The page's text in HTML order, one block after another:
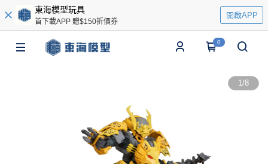
東海模型玩具
首下載APP 贈$150折價券
開啟APP
0
1/8